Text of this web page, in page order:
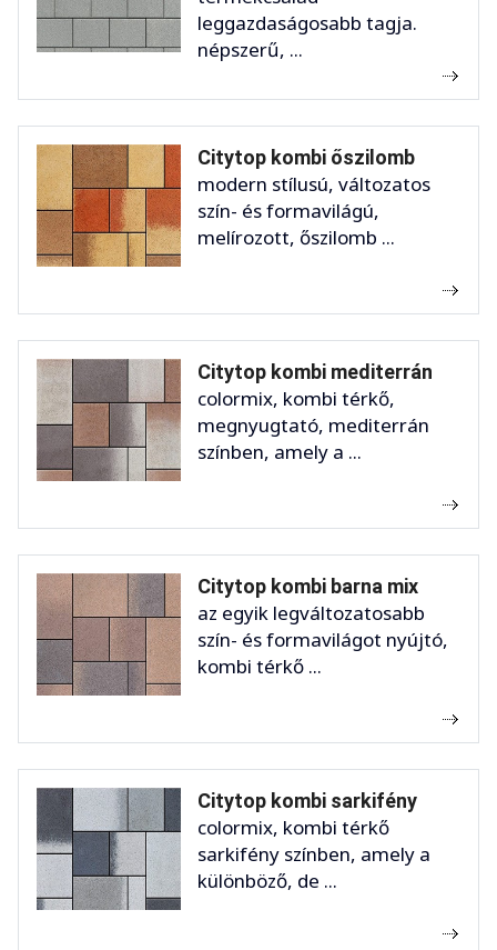
leggazdaságosabb tagja.
népszerű, ...
Citytop kombi őszilomb
modern stílusú, változatos
szín- és formavilágú,
melírozott, őszilomb ...
Citytop kombi mediterrán
colormix, kombi térkő,
megnyugtató, mediterrán
színben, amely a ...
Citytop kombi barna mix
az egyik legváltozatosabb
szín- és formavilágot nyújtó,
kombi térkő ...
Citytop kombi sarkifény
colormix, kombi térkő
sarkifény színben, amely a
különböző, de ...